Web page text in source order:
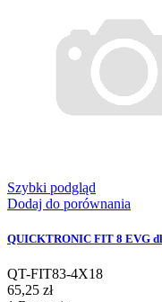
Szybki podgląd
Dodaj do porównania
QUICKTRONIC FIT 8 EVG
QT-FIT83-4X18
65,25 zł